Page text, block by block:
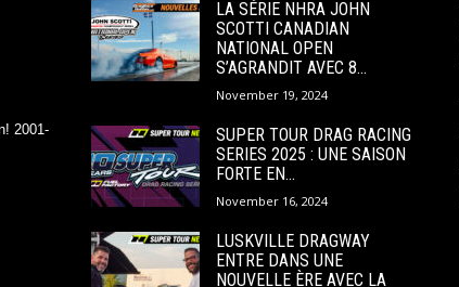
2001-
LA SÉRIE NHRA JOHN
SCOTTI CANADIAN
NATIONAL OPEN
S’AGRANDIT AVEC 8...
November 19, 2024
SUPER TOUR DRAG RACING
SERIES 2025 : UNE SAISON
FORTE EN...
November 16, 2024
LUSKVILLE DRAGWAY
ENTRE DANS UNE
NOUVELLE ÈRE AVEC LA